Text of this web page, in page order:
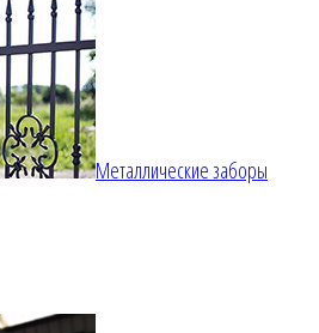
Металлические заборы